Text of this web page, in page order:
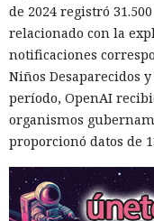
de 2024 registró
relacionado con la
notificaciones
Niños Desaparecidos
período, OpenAI
organismos
proporcionó datos de